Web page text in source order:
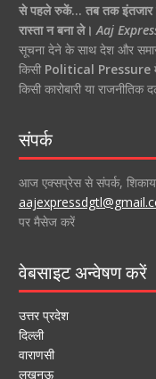
से पहले रुकें… तब तक इंतजार
रास्ता न बना ले। Aaj
सूचना देने के साथ देश और
किसी Political Pressure
किसी कारोबारी या राजनीतिक
संपर्क
आज एक्सप्रेस से संपर्क,
पर मैसेज करें
वेबसाइट अन्वेषण करें
उत्तर प्रदेश
दिल्ली
वाराणसी
लखनऊ